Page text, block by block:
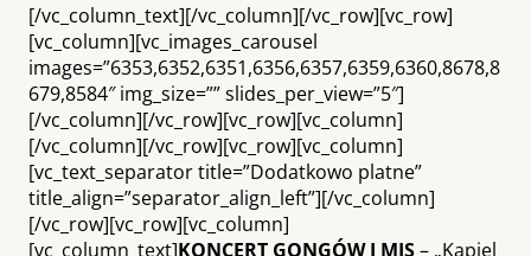
[/vc_column_text][/vc_column][/vc_row][vc_row]
[vc_column][vc_images_carousel
images=”6353,6352,6351,6356,6357,6359,6360,8678,8
679,8584″ img_size=”” slides_per_view=”5″]
[/vc_column][/vc_row][vc_row][vc_column]
[/vc_column][/vc_row][vc_row][vc_column]
[vc_text_separator title=”Dodatkowo platne”
title_align=”separator_align_left”][/vc_column]
[/vc_row][vc_row][vc_column]
[vc_column_text]KONCERT GONGÓW I MIS– „Kąpiel